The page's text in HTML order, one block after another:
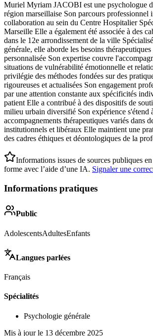
Muriel Myriam JACOBI est une psychologue
région marseillaise Son parcours professionnel
collaboration au sein du Centre Hospitalier
Marseille Elle a également été associée à des
dans le 12e arrondissement de la ville
générale, elle aborde les besoins
personnalisée Son expertise couvre
situations de vulnérabilité émotionnelle et
privilégie des méthodes fondées sur des
rigoureuses et actualisées Son engagement
par une attention constante aux spécificités
patient Elle a contribué à des dispositifs de
milieu urbain diversifié Son expérience s'étend
accompagnements thérapeutiques variés dans
institutionnels et libéraux Elle maintient une
des cadres éthiques et déontologiques de la
Informations issues de sources publiques
forme avec l’aide d’une IA. Signaler une
Informations pratiques
Public
AdolescentsAdultesEnfants
Langues parlées
Français
Spécialités
Psychologie générale
Mis à jour le 13 décembre 2025